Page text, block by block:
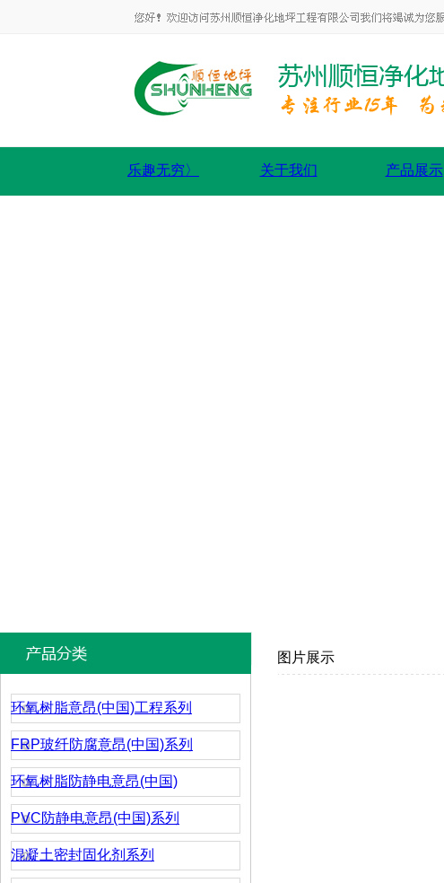
乐趣无穷〉 关于我们 产品展示
环氧树脂意昂(中国)工程系列
FRP玻纤防腐意昂(中国)系列
环氧树脂防静电意昂(中国)
PVC防静电意昂(中国)系列
混凝土密封固化剂系列
图片展示